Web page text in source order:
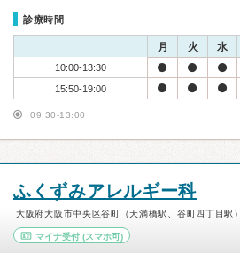
診療時間
月 火 水
10:00-13:30
15:50-19:00
09:30-13:00
ふくずみアレルギー科
大阪府大阪市中央区谷町（天満橋駅、谷町四丁目駅）
マイナ受付 (スマホ可)